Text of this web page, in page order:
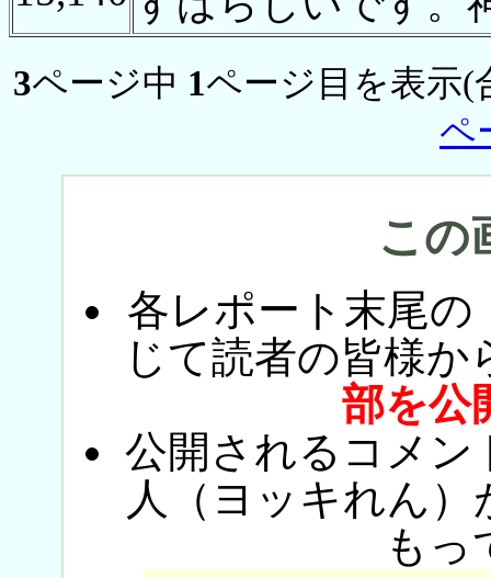
3ページ中 1ページ目を表示(
ペ
この
各レポート末尾の
じて読者の皆様か
部を公
公開されるコメン
人（ヨッキれん
もっ